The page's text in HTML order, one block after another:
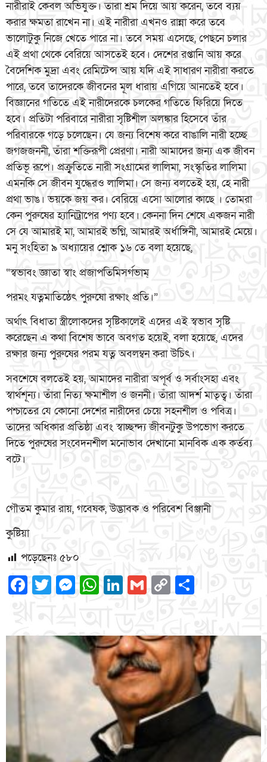
নারীরাই কেবল অভিযুক্ত। তারা শ্রম দিয়ে আয় করেন, তবে ব্যয়
করার ক্ষমতা রাখেন না। এই নারীরা এখনও রান্না করে তবে
ভালোটুকু নিজে খেতে পারে না। তবে সময় এসেছে, পেছনে চলার
এই প্রথা থেকে বেরিয়ে আসতেই হবে। দেশের রপ্তানি আয় করে
বৈদেশিক মুদ্রা এবং রেমিটেন্স আয় যদি এই সাধারণ নারীরা করতে
পারে, তবে তাদেরকে জীবনের মূল ধারায় এগিয়ে আনতেই হবে।
বিজ্ঞানের গতিতে এই নারীদেরকে চলকের গতিতে ফিরিয়ে দিতে
হবে। প্রতিটা পরিবারে নারীরা সৃষ্টিশীল অলঙ্কার হিসেবে তাঁর
পরিবারকে গড়ে চলেছেন। যে জন্য বিশেষ করে বাঙালি নারী হচ্ছে
জগজজননী, তাঁরা শক্তিরূপী প্রেরণা। নারী আমাদের জন্য এক জীবন
প্রতিভূ রূপে। প্রক্রৃুতিতে নারী সংগ্রামের লালিমা, সংস্কৃতির লালিমা
এমনকি সে জীবন যুদ্ধেরও লালিমা। সে জন্য বলতেই হয়, হে নারী
প্রথা ভাঙ। ভয়কে জয় কর। বেরিয়ে এসো আলোর কাছে । তোমরা
কেন পুরুষের হ্যানিট্রাপের পণ্য হবে। কেননা দিন শেষে একজন নারী
সে যে আমারই মা, আমারই ভগ্নি, আমারই অর্ধাঙ্গিনী, আমারই মেয়ে।
মনু সংহিতা ৯ অধ্যায়ের শ্লোক ১৬ তে বলা হয়েছে,
“স্বভাবং জ্ঞাতা স্বাং প্রজাপতিমিসর্গভাম্
পরমং যত্নমাতিষ্ঠেৎ পুরুষো রক্ষাং প্রতি।”
অর্থাৎ বিধাতা স্ত্রীলোকদের সৃষ্টিকালেই এদের এই স্বভাব সৃষ্টি
করেছেন এ কথা বিশেষ ভাবে অবগত হয়েই, বলা হয়েছে, এদের
রক্ষার জন্য পুরুষের পরম যত্ন অবলম্বন করা উচিৎ।
সবশেষে বলতেই হয়, আমাদের নারীরা অপূর্ব ও সর্বাংসহা এবং
স্বার্থশূন্য। তাঁরা নিত্য ক্ষমাশীল ও জননী। তাঁরা আদর্শ মাতৃত্ব। তাঁরা
পশ্চাতের যে কোনো দেশের নারীদের চেয়ে সহনশীল ও পবিত্র।
তাদের অধিকার প্রতিষ্ঠা এবং স্বাচ্ছন্দ্য জীবনটুকু উপভোগ করতে
দিতে পুরুষের সংবেদনশীল মনোভাব দেখানো মানবিক এক কর্তব্য
বটে।
গৌতম কুমার রায়, গবেষক, উদ্ভাবক ও পরিবেশ বিঞ্জানী
কুষ্টিয়া
পড়েছেনঃ ৫৮০
Facebook
Twitter
Messenger
WhatsApp
LinkedIn
GmailCopyShare